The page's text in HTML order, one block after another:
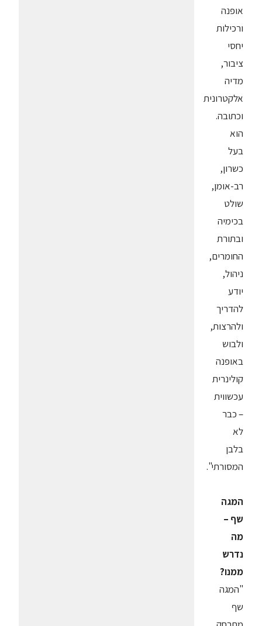
אופנה
ורכילות
יחסי
ציבור,
מדיה
אלקטרונית
וכתובה.
הוא
בעל
כשרון,
רב-אומן,
שולט
בכימיה
ובתורת
החומרים,
ניהול,
יודע
להדריך
ולהרצות,
ולבוש
באופנה
קולינרית
עכשווית
– כבר
לא
בלבן
המסורתי".
המגה
שף –
מה
נדרש
ממנו?
"המגה
שף